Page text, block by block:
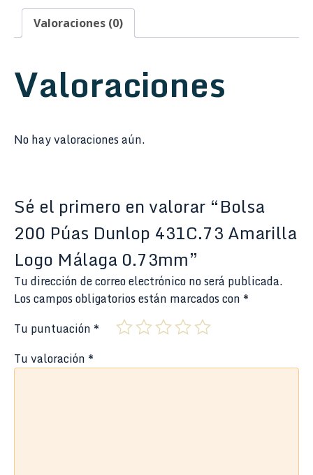
Valoraciones (0)
Valoraciones
No hay valoraciones aún.
Sé el primero en valorar “Bolsa
200 Púas Dunlop 431C.73 Amarilla
Logo Málaga 0.73mm”
Tu dirección de correo electrónico no será publicada.
Los campos obligatorios están marcados con *
Tu puntuación *
Tu valoración *